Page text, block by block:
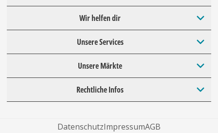
Wir helfen dir
Unsere Services
Unsere Märkte
Rechtliche Infos
DatenschutzImpressumAGB